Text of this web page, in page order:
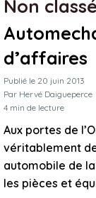
Non classé
d’affaires
Publié le 20 juin 2013
Par Hervé Daigueperce
4 min de lecture
Aux portes de
véritablement
automobile de
les pièces et